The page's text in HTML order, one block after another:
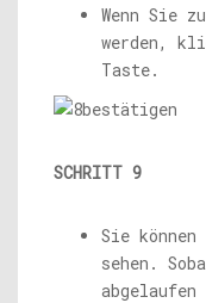
Wenn Sie
werden,
Taste.
SCHRITT 9
Sie
sehen.